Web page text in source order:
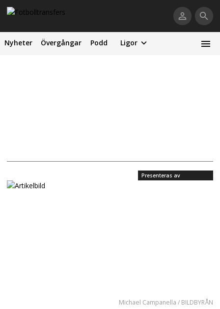
Nyheter Övergångar Podd Ligor
Presenteras av
Michael Campanella / BILDBYRÅN